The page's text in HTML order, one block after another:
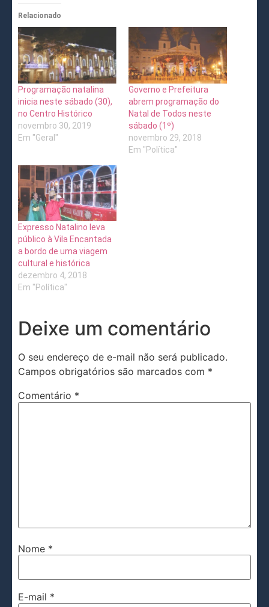
Relacionado
Programação natalina
inicia neste sábado (30),
no Centro Histórico
novembro 30, 2019
Em "Geral"
Governo e Prefeitura
abrem programação do
Natal de Todos neste
sábado (1º)
novembro 29, 2018
Em "Política"
Expresso Natalino leva
público à Vila Encantada
a bordo de uma viagem
cultural e histórica
dezembro 4, 2018
Em "Política"
Deixe um comentário
O seu endereço de e-mail não será publicado.
Campos obrigatórios são marcados com *
Comentário *
Nome *
E-mail *